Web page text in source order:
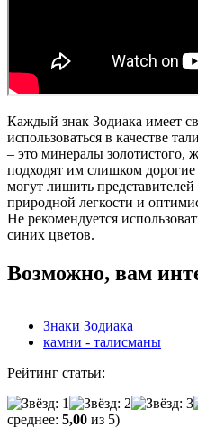
Каждый знак Зодиака имеет
использоваться в качестве
– это минералы золотистого,
подходят им слишком
могут лишить представителей
природной легкости и
Не рекомендуется
синих цветов.
Возможно, вам
Знаки Зодиака
камни - талисманы
Рейтинг статьи:
среднее: 5,00 из 5)